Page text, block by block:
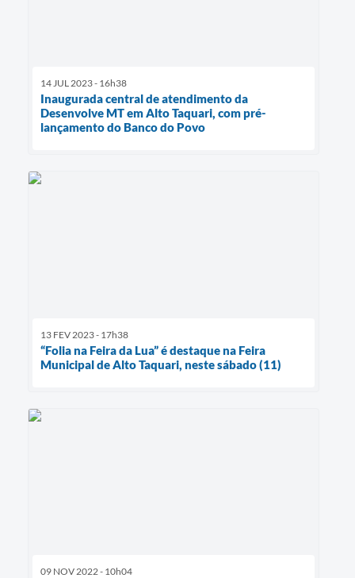
14 JUL 2023 - 16h38
Inaugurada central de atendimento da
Desenvolve MT em Alto Taquari, com pré-
lançamento do Banco do Povo
13 FEV 2023 - 17h38
“Folia na Feira da Lua” é destaque na Feira
Municipal de Alto Taquari, neste sábado (11)
09 NOV 2022 - 10h04